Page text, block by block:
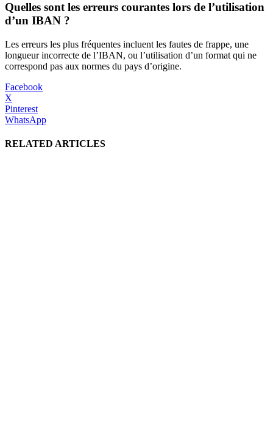
Quelles sont les erreurs courantes lors de l’utilisation
d’un IBAN ?
Les erreurs les plus fréquentes incluent les fautes de frappe, une
longueur incorrecte de l’IBAN, ou l’utilisation d’un format qui ne
correspond pas aux normes du pays d’origine.
Facebook
X
Pinterest
WhatsApp
RELATED ARTICLES